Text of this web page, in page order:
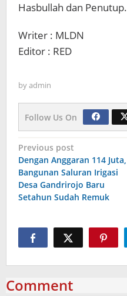
Hasbullah dan Penutup.
Writer : MLDN
Editor : RED
byadmin
Follow Us On
Navigasi
pos
Previous post
Dengan Anggaran 114 Juta,
Bangunan Saluran Irigasi
Desa Gandrirojo Baru
Setahun Sudah Remuk
Comment